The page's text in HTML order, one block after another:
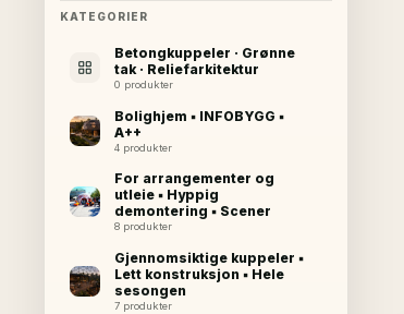
KATEGORIER
Betongkuppeler · Grønne
tak · Reliefarkitektur
0 produkter
Bolighjem ▪ INFOBYGG ▪
A++
4 produkter
For arrangementer og
utleie ▪ Hyppig
demontering ▪ Scener
8 produkter
Gjennomsiktige kuppeler ▪
Lett konstruksjon ▪ Hele
sesongen
7 produkter